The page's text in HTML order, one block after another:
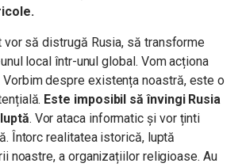
vor să distrugă Rusia, să transforme
local într-unul global. Vom acționa
despre existența noastră, este o
Este imposibil să învingi Rusia
. Vor ataca informatic și vor ținti
Întorc realitatea istorică, luptă
noastre, a organizațiilor religioase. Au